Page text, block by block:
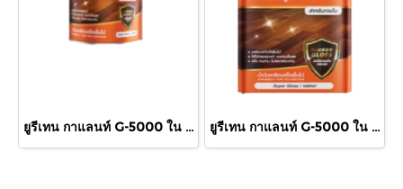
ยูรีเทน กาแลนท์ G-5000 ใน 460cc. ยูรีเทน กาแลนท์ G-5000 ใน กล.